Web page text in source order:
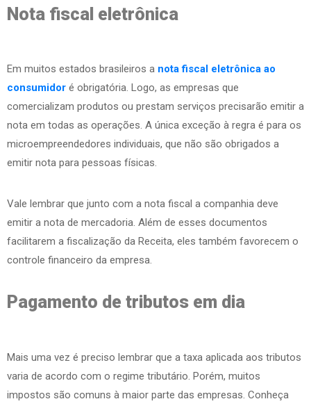
Nota fiscal eletrônica
Em muitos estados brasileiros a nota fiscal eletrônica ao
consumidor é obrigatória. Logo, as empresas que
comercializam produtos ou prestam serviços precisarão emitir a
nota em todas as operações. A única exceção à regra é para os
microempreendedores individuais, que não são obrigados a
emitir nota para pessoas físicas.
Vale lembrar que junto com a nota fiscal a companhia deve
emitir a nota de mercadoria. Além de esses documentos
facilitarem a fiscalização da Receita, eles também favorecem o
controle financeiro da empresa.
Pagamento de tributos em dia
Mais uma vez é preciso lembrar que a taxa aplicada aos tributos
varia de acordo com o regime tributário. Porém, muitos
impostos são comuns à maior parte das empresas. Conheça